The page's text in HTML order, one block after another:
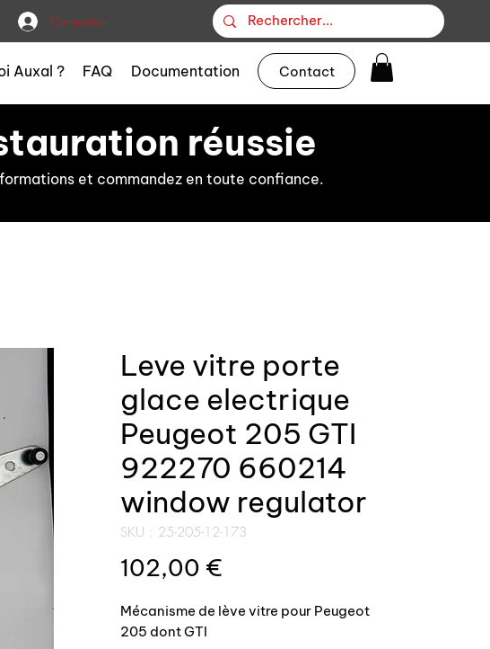
Connexion
Auxal ? FAQ Documentation Contact
réussie
et commandez en toute confiance.
Leve vitre porte
glace electrique
Peugeot 205 GTI
922270 660214
window regulator
SKU : 25-205-12-173
102,00 €
Mécanisme de lève vitre pour Peugeot
205 dont GTI